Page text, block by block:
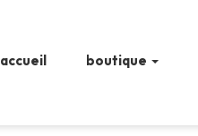
accueil boutique